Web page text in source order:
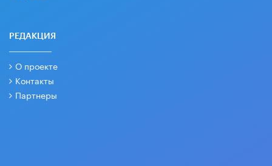
РЕДАКЦИЯ
О проекте
Контакты
Партнеры